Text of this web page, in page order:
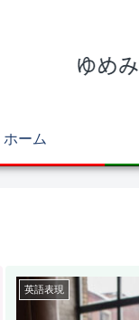
ホーム
英語表現